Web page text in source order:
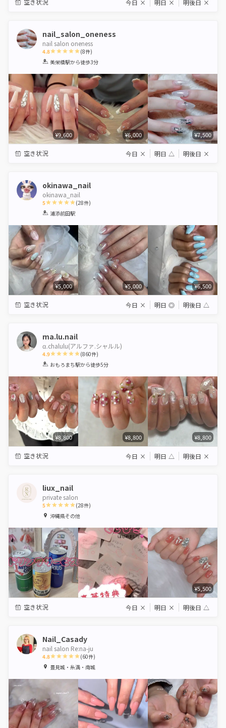
空き状況 今日 × 明日 × 明後日 ×
nail_salon_oneness
nail salon oneness
4.8
1 2 3 4 5
(8件)
美栄橋駅から徒歩3分
¥9,600 ¥6,000 ¥7,500
空き状況 今日 × 明日 △ 明後日 ×
okinawa_nail
okinawa_nail
5
1 2 3 4 5
(28件)
浦添前田駅
¥5,000 ¥5,000 ¥6,500
空き状況 今日 × 明日 ◎ 明後日 △
ma.lu.nail
α.chalulu(アルファ.シャルル)
4.9
1 2 3 4 5
(860件)
おもろまち駅から徒歩5分
¥8,800 ¥8,800 ¥8,800
空き状況 今日 × 明日 △ 明後日 ×
liux_nail
private salon
5
1 2 3 4 5
(28件)
沖縄県その他
¥5,500
空き状況 今日 × 明日 × 明後日 △
Nail_Casady
nail salon Re:na-ju
4.8
1 2 3 4 5
(60件)
豊見城・糸満・南城